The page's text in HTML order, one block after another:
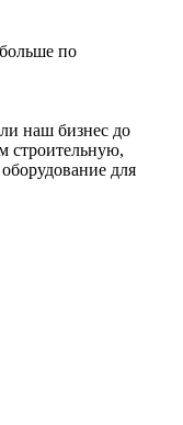
по
наш бизнес до
строительную,
для